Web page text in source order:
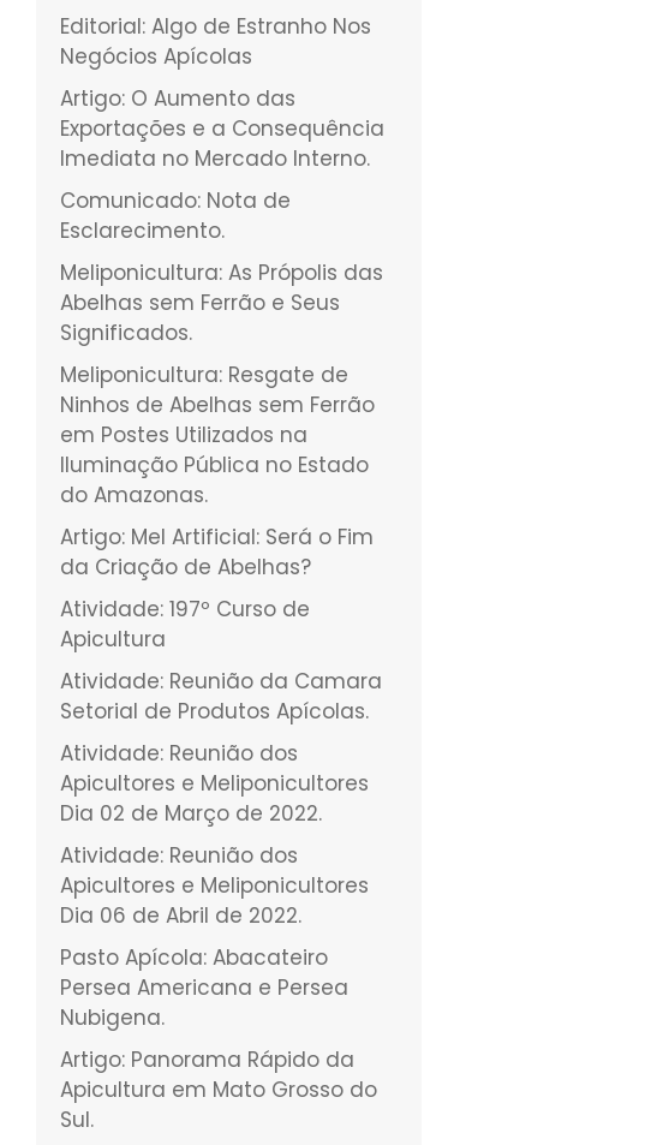
Editorial: Algo de Estranho Nos
Negócios Apícolas
Artigo: O Aumento das
Exportações e a Consequência
Imediata no Mercado Interno.
Comunicado: Nota de
Esclarecimento.
Meliponicultura: As Própolis das
Abelhas sem Ferrão e Seus
Significados.
Meliponicultura: Resgate de
Ninhos de Abelhas sem Ferrão
em Postes Utilizados na
Iluminação Pública no Estado
do Amazonas.
Artigo: Mel Artificial: Será o Fim
da Criação de Abelhas?
Atividade: 197º Curso de
Apicultura
Atividade: Reunião da Camara
Setorial de Produtos Apícolas.
Atividade: Reunião dos
Apicultores e Meliponicultores
Dia 02 de Março de 2022.
Atividade: Reunião dos
Apicultores e Meliponicultores
Dia 06 de Abril de 2022.
Pasto Apícola: Abacateiro
Persea Americana e Persea
Nubigena.
Artigo: Panorama Rápido da
Apicultura em Mato Grosso do
Sul.